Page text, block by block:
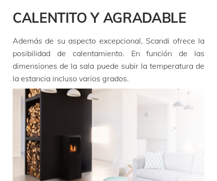
CALENTITO Y AGRADABLE
Además de su aspecto excepcional, Scandi ofrece la
posibilidad de calentamiento. En función de las
dimensiones de la sala puede subir la temperatura de
la estancia incluso varios grados.